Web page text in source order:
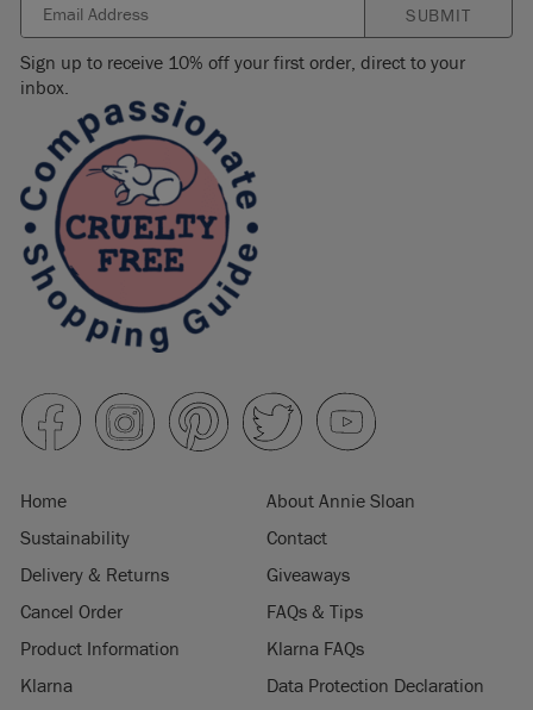
SUBMIT
Sign up to receive 10% off your first order, direct to your
inbox.
Home
About Annie Sloan
Sustainability
Contact
Delivery & Returns
Giveaways
Cancel Order
FAQs & Tips
Product Information
Klarna FAQs
Klarna
Data Protection Declaration